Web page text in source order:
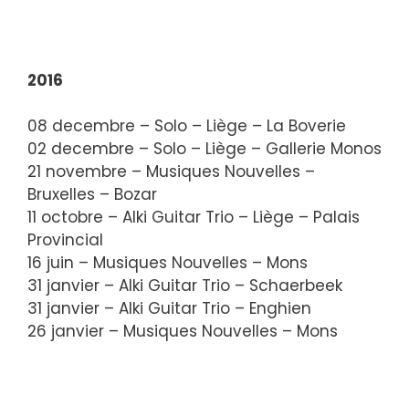
2016
08 decembre – Solo – Liège – La Boverie
02 decembre – Solo – Liège – Gallerie Monos
21 novembre – Musiques Nouvelles –
Bruxelles – Bozar
11 octobre – Alki Guitar Trio – Liège – Palais
Provincial
16 juin – Musiques Nouvelles – Mons
31 janvier – Alki Guitar Trio – Schaerbeek
31 janvier – Alki Guitar Trio – Enghien
26 janvier – Musiques Nouvelles – Mons